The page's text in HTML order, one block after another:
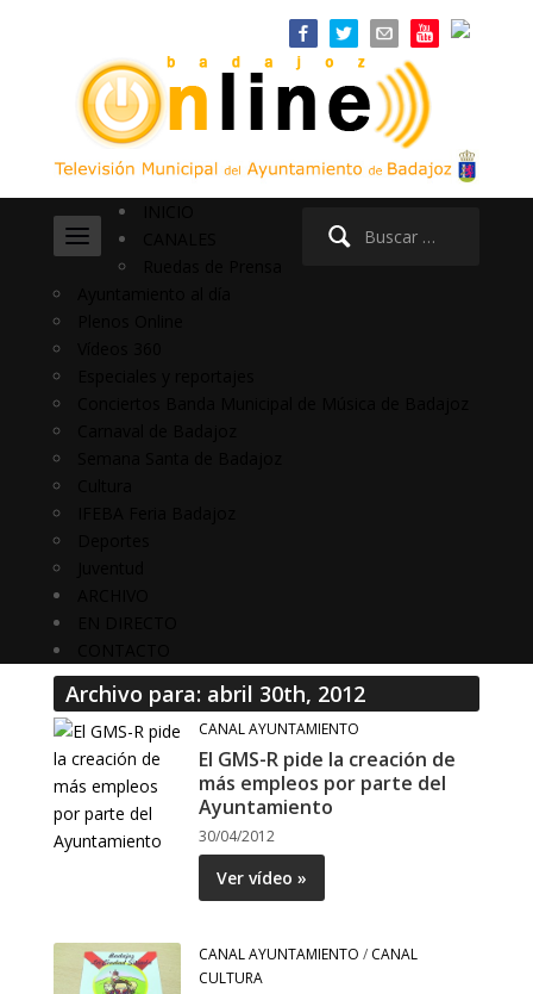
Buscar:
Archivo para: abril 30th, 2012
CANAL AYUNTAMIENTO
El GMS-R pide la creación de
más empleos por parte del
Ayuntamiento
30/04/2012
Ver vídeo »
CANAL AYUNTAMIENTO / CANAL
CULTURA